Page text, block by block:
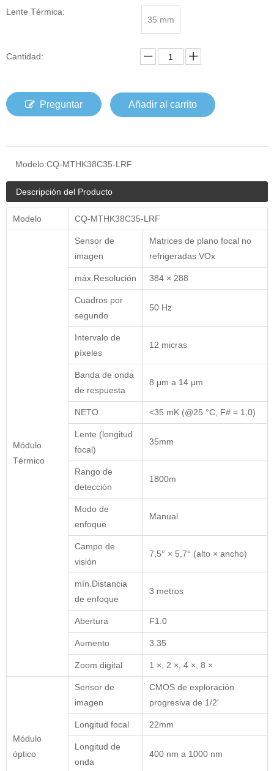
Lente Térmica:
35 mm
Cantidad:
Preguntar Añadir al carrito
Modelo:CQ-MTHK38C35-LRF
Descripción del Producto
Modelo CQ-MTHK38C35-LRF
Módulo
Térmico
Sensor de
imagen
Matrices de plano focal no
refrigeradas VOx
máx.Resolución 384 × 288
Cuadros por
segundo
50 Hz
Intervalo de
píxeles
12 micras
Banda de onda
de respuesta
8 μm a 14 μm
NETO <35 mK (@25 °C, F# = 1,0)
Lente (longitud
focal)
35mm
Rango de
detección
1800m
Modo de
enfoque
Manual
Campo de
visión
7,5° × 5,7° (alto × ancho)
mín.Distancia
de enfoque
3 metros
Abertura F1.0
Aumento 3.35
Zoom digital 1 ×, 2 ×, 4 ×, 8 ×
Módulo
óptico
Sensor de
imagen
CMOS de exploración
progresiva de 1/2'
Longitud focal 22mm
Longitud de
onda
400 nm a 1000 nm